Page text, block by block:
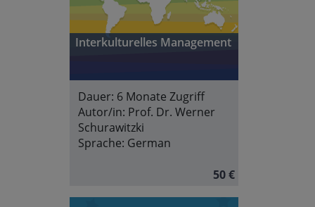
Interkulturelles Management
Dauer: 6 Monate Zugriff
Autor/in: Prof. Dr. Werner
Schurawitzki
Sprache: German
50 €